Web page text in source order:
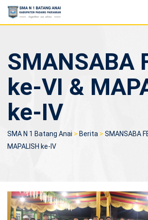
Skip
SMANSABA
ke-VI &
ke-IV
SMA N 1 Batang Anai > Berita > SMANSABA
MAPALISH ke-IV